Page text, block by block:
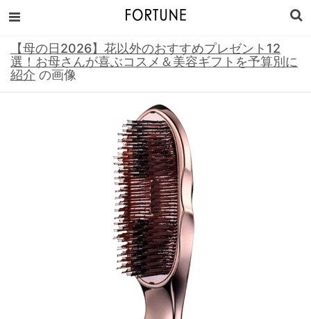
【母の日2026】花以外のおすすめプレゼント12
選！お母さんが喜ぶコスメ＆美容ギフトを予算別に
紹介 の画像